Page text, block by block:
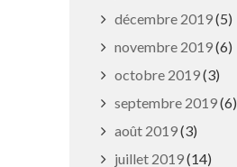
décembre 2019(5)
novembre 2019(6)
octobre 2019(3)
septembre 2019(6)
août 2019(3)
juillet 2019(14)